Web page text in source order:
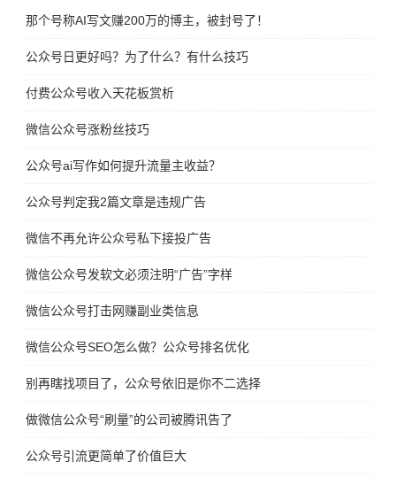
那个号称AI写文赚200万的博主，被封号了！
公众号日更好吗？为了什么？有什么技巧
付费公众号收入天花板赏析
微信公众号涨粉丝技巧
公众号ai写作如何提升流量主收益？
公众号判定我2篇文章是违规广告
微信不再允许公众号私下接投广告
微信公众号发软文必须注明“广告”字样
微信公众号打击网赚副业类信息
微信公众号SEO怎么做？公众号排名优化
别再瞎找项目了，公众号依旧是你不二选择
做微信公众号“刷量”的公司被腾讯告了
公众号引流更简单了价值巨大